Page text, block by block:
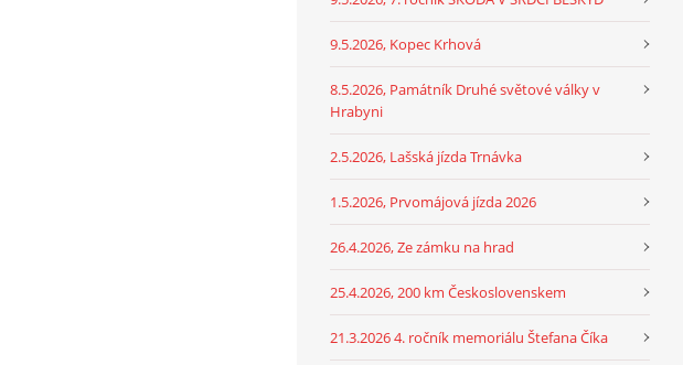
9.5.2026, Kopec Krhová
8.5.2026, Památník Druhé světové války v
Hrabyni
2.5.2026, Lašská jízda Trnávka
1.5.2026, Prvomájová jízda 2026
26.4.2026, Ze zámku na hrad
25.4.2026, 200 km Československem
21.3.2026 4. ročník memoriálu Štefana Číka